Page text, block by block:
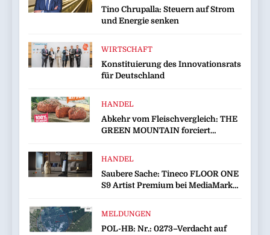
Tino Chrupalla: Steuern auf Strom
und Energie senken
WIRTSCHAFT
Konstituierung des Innovationsrats
für Deutschland
HANDEL
Abkehr vom Fleischvergleich: THE
GREEN MOUNTAIN forciert
HANDEL
Saubere Sache: Tineco FLOOR ONE
S9 Artist Premium bei MediaMarkt
MELDUNGEN
POL-HB: Nr.: 0273–Verdacht auf